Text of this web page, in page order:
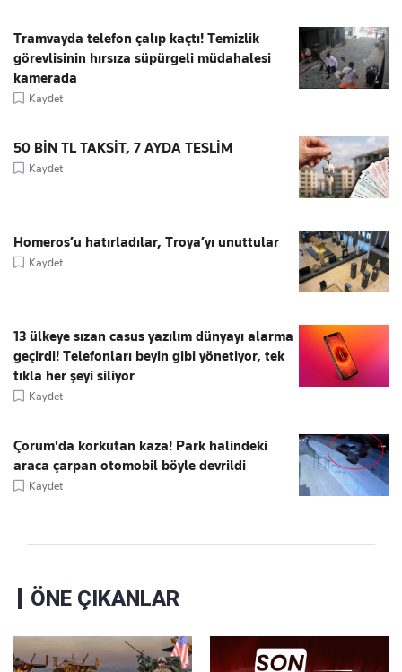
Tramvayda telefon çalıp kaçtı! Temizlik
görevlisinin hırsıza süpürgeli müdahalesi
kamerada
Kaydet
50 BİN TL TAKSİT, 7 AYDA TESLİM
Kaydet
Homeros’u hatırladılar, Troya’yı unuttular
Kaydet
13 ülkeye sızan casus yazılım dünyayı alarma
geçirdi! Telefonları beyin gibi yönetiyor, tek
tıkla her şeyi siliyor
Kaydet
Çorum'da korkutan kaza! Park halindeki
araca çarpan otomobil böyle devrildi
Kaydet
ÖNE ÇIKANLAR